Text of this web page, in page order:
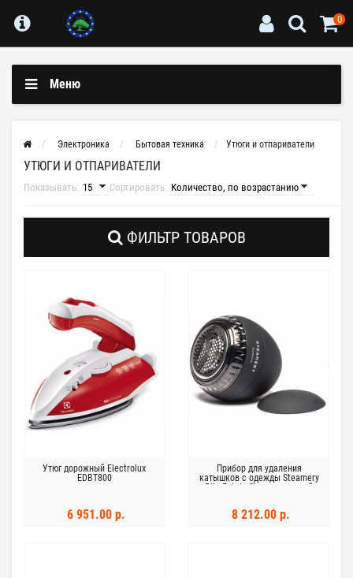
0
Меню
Электроника Бытовая техника Утюги и отпариватели
УТЮГИ И ОТПАРИВАТЕЛИ
Показывать: Сортировать:
ФИЛЬТР ТОВАРОВ
Утюг дорожный Electrolux
EDBT800
6 951.00 р.
Прибор для удаления
катышков с одежды Steamery
Pilo Fabric Shaver матовый
8 212.00 р.